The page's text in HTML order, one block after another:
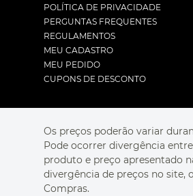
POLÍTICA DE PRIVACIDADE
PERGUNTAS FREQUENTES
REGULAMENTOS
MEU CADASTRO
MEU PEDIDO
CUPONS DE DESCONTO
Os preços poderão variar
Pode ocorrer divergência
produto e preço apresentado
divergência de preços no site,
Compras.